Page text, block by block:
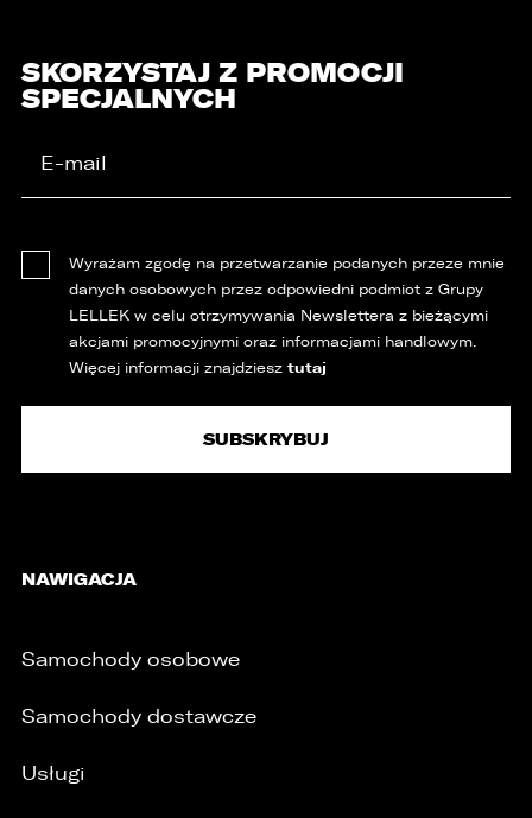
SKORZYSTAJ Z PROMOCJI
SPECJALNYCH
Wyrażam zgodę na przetwarzanie podanych przeze mnie
danych osobowych przez odpowiedni podmiot z Grupy
LELLEK w celu otrzymywania Newslettera z bieżącymi
akcjami promocyjnymi oraz informacjami handlowym.
Więcej informacji znajdziesz tutaj
NAWIGACJA
Samochody osobowe
Samochody dostawcze
Usługi